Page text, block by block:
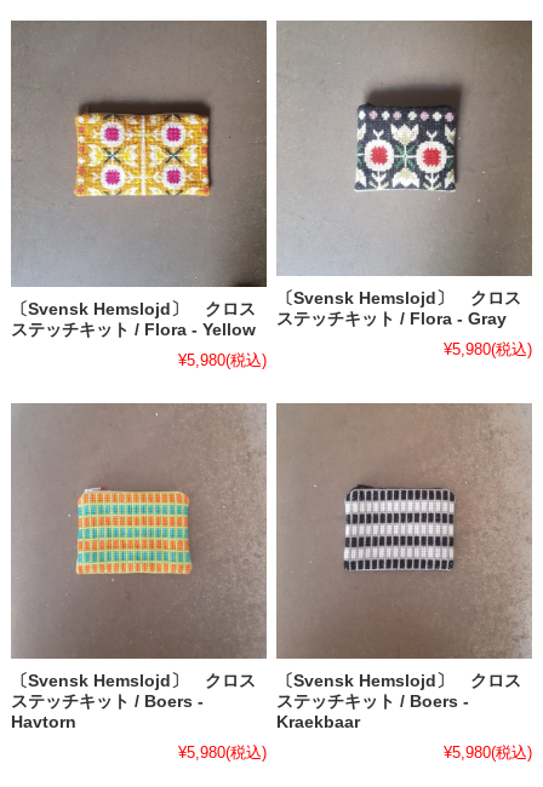
〔Svensk Hemslojd〕 クロス
ステッチキット / Flora - Yellow
¥5,980(税込)
〔Svensk Hemslojd〕 クロス
ステッチキット / Flora - Gray
¥5,980(税込)
〔Svensk Hemslojd〕 クロス
ステッチキット / Boers -
Havtorn
¥5,980(税込)
〔Svensk Hemslojd〕 クロス
ステッチキット / Boers -
Kraekbaar
¥5,980(税込)